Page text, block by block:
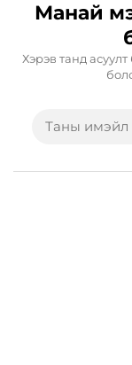
Манай
Хэрэв танд